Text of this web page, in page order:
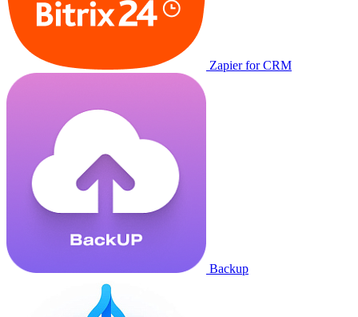
Zapier for CRM
Backup